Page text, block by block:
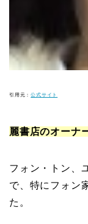
引用元：公式サイト
麗書店のオーナ
フォン・トン、
で、特にフォン
た。